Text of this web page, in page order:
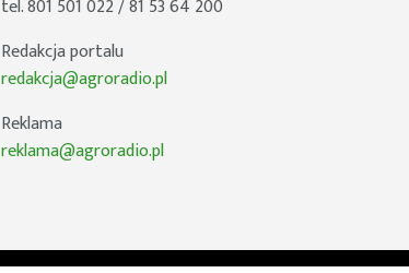
tel. 801 501 022 / 81 53 64 200
Redakcja portalu
redakcja@agroradio.pl
Reklama
reklama@agroradio.pl